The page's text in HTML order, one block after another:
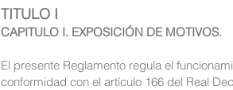
TITULO I
CAPITULO I. EXPOSICIÓN DE MOTIVOS.
El presente Reglamento regula el
conformidad con el artículo 166 del Real